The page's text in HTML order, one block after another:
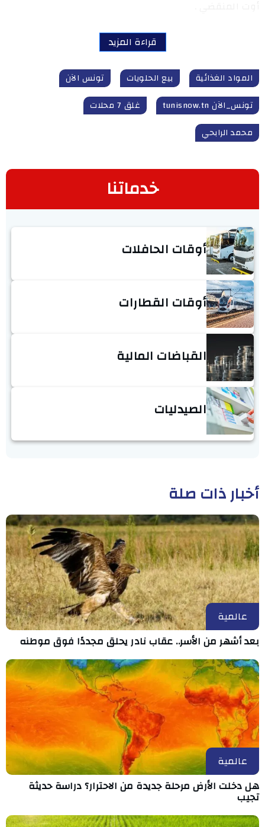
قراءة المزيد
المواد الغذائية بيع الحلويات
تونس الآن
تونس_الآن tunisnow.tn
غلق 7 محلات
محمد الرابحي
خدماتنا
أوقات الحافلات
أوقات القطارات
القباضات المالية
الصيدليات
أخبار ذات صلة
عالمية
بعد أشهر من الأسر.. عقاب نادر يحلق مجددًا فوق موطنه
عالمية
هل دخلت الأرض مرحلة جديدة من الاحترار؟ دراسة حديثة
تجيب